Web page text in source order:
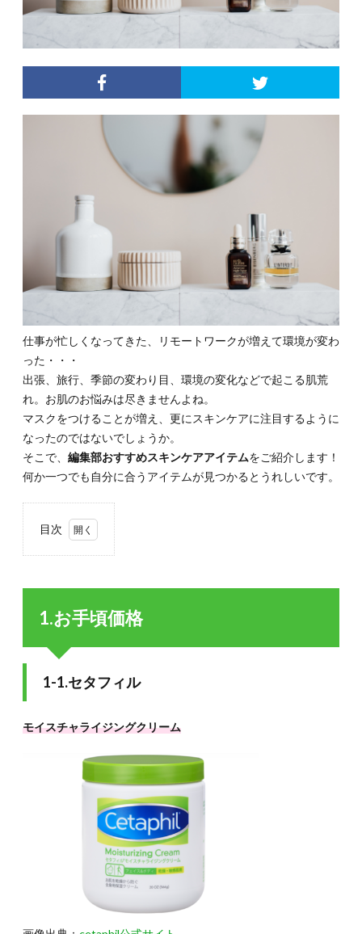
仕事が忙しくなってきた、リモートワークが増えて環境が変わ
った・・・
出張、旅行、季節の変わり目、環境の変化などで起こる肌荒
れ。お肌のお悩みは尽きませんよね。
マスクをつけることが増え、更にスキンケアに注目するように
なったのではないでしょうか。
そこで、 編集部おすすめスキンケアアイテムをご紹介します！
何か一つでも自分に合うアイテムが見つかるとうれしいです。
目次
1.
手頃
1.1.
ディヒ
1.3.
1-3.我
1-4.メ
CC
1.お手頃価格
1-1.セタフィル
モイスチャライジングクリーム